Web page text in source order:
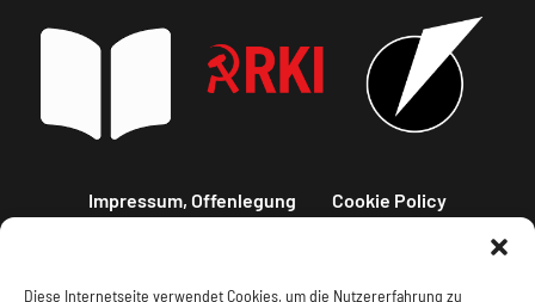
Diese Internetseite verwendet Cookies, um die Nutzererfahrung zu
Impressum, Offenlegung Cookie Policy